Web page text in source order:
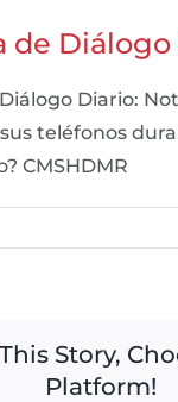
de
Diario:
teléfonos
CMSHDMR
Story,
Platform!